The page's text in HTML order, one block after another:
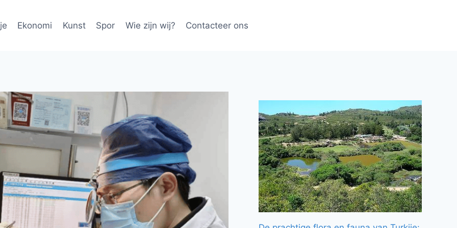
Ekonomi Kunst Spor Wie zijn wij? Contacteer ons